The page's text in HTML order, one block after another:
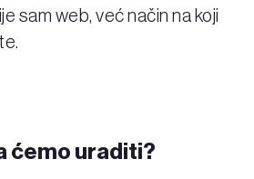
sam web, već način na koji
ćemo uraditi?